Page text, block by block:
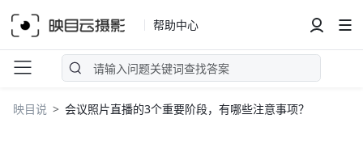
帮助中心
映目说 会议照片直播的3个重要阶段，有哪些注意事项？